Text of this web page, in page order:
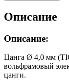
Описание
Описание:
Цанга Ø 4,0 мм
вольфрамовый
цанги.